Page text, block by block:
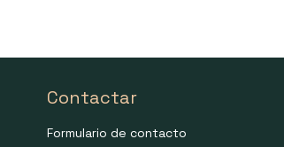
Contactar
Formulario de contacto